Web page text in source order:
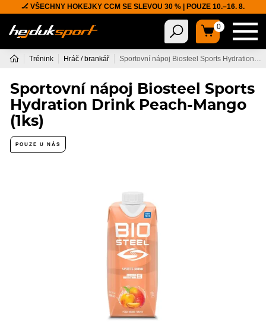
🏒 VŠECHNY HOKEJKY CCM SE SLEVOU 30 % | POUZE 10.–16. 8.
0
Trénink Hráč / brankář
Sportovní nápoj Biosteel Sports
Hydration Drink Peach-Mango
(1ks)
POUZE U NÁS